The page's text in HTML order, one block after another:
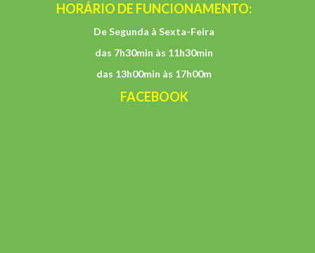
HORÁRIO DE FUNCIONAMENTO:
De Segunda à Sexta-Feira
das 7h30min às 11h30min
das 13h00min às 17h00m
FACEBOOK